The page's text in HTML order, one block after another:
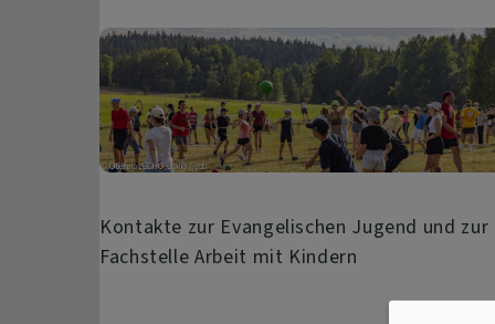
Kontakte zur Evangelischen Jugend und zur
Fachstelle Arbeit mit Kindern